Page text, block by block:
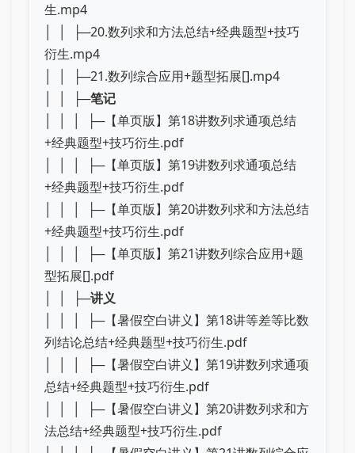
生.mp4
│ │ ├─20.数列求和方法总结+经典题型+技巧
衍生.mp4
│ │ ├─21.数列综合应用+题型拓展[].mp4
│ │ ├─笔记
│ │ │ ├─【单页版】第18讲数列求通项总结
+经典题型+技巧衍生.pdf
│ │ │ ├─【单页版】第19讲数列求通项总结
+经典题型+技巧衍生.pdf
│ │ │ ├─【单页版】第20讲数列求和方法总结
+经典题型+技巧衍生.pdf
│ │ │ ├─【单页版】第21讲数列综合应用+题
型拓展[].pdf
│ │ ├─讲义
│ │ │ ├─【暑假空白讲义】第18讲等差等比数
列结论总结+经典题型+技巧衍生.pdf
│ │ │ ├─【暑假空白讲义】第19讲数列求通项
总结+经典题型+技巧衍生.pdf
│ │ │ ├─【暑假空白讲义】第20讲数列求和方
法总结+经典题型+技巧衍生.pdf